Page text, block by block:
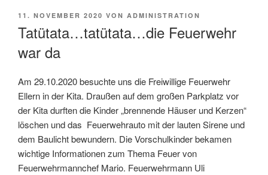
VERÖFFENTLICHT
11. NOVEMBER 2020 VON ADMINISTRATION
Tatütata…tatütata…die Feuerwehr
war da
Am 29.10.2020 besuchte uns die Freiwillige Feuerwehr
Ellern in der Kita. Draußen auf dem großen Parkplatz vor
der Kita durften die Kinder „brennende Häuser und Kerzen“
löschen und das Feuerwehrauto mit der lauten Sirene und
dem Baulicht bewundern. Die Vorschulkinder bekamen
wichtige Informationen zum Thema Feuer von
Feuerwehrmannchef Mario. Feuerwehrmann Uli